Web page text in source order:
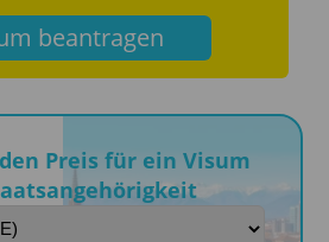
beantragen
Preis für ein Visum